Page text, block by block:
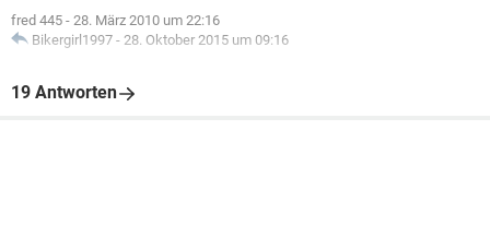
fred 445 - 28. März 2010 um 22:16
Bikergirl1997 - 28. Oktober 2015 um 09:16
19 Antworten